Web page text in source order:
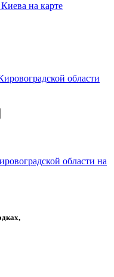
на карте
области
области на